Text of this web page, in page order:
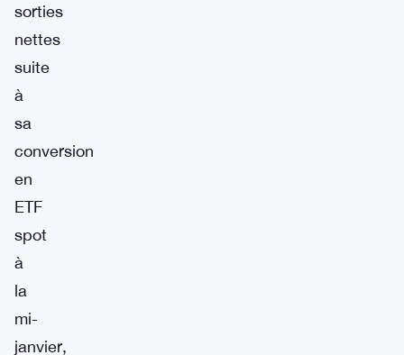
sorties
nettes
suite
à
sa
conversion
en
ETF
spot
à
la
mi-
janvier,